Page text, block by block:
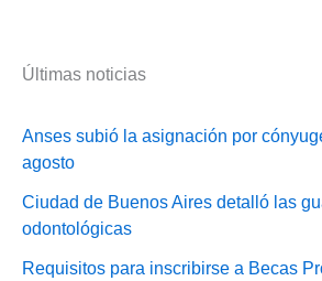
Últimas noticias
Anses subió la asignación por
agosto
Ciudad de Buenos Aires detalló las
odontológicas
Requisitos para inscribirse a Becas